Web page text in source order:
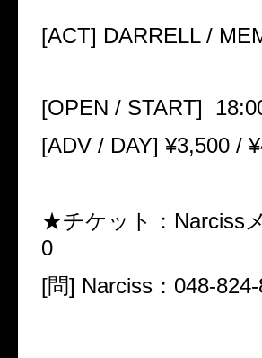
[ACT] DARRELL /
[OPEN / START]
[ADV / DAY] ¥3,500 /
★チケット：Narciss
0
[問] Narciss ： 048-